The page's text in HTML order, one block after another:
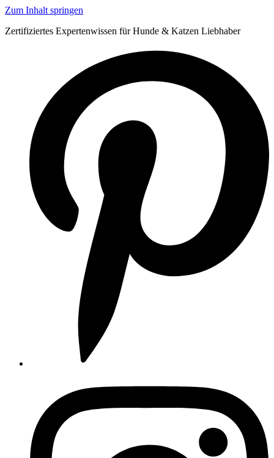
Zum Inhalt springen
Zertifiziertes Expertenwissen für Hunde & Katzen Liebhaber